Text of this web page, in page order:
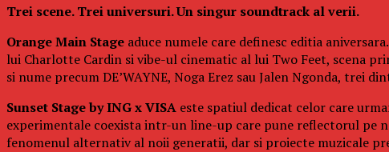
Trei scene. Trei universuri. Un singur soundtrack al verii.
Orange Main Stage aduce numele care definesc editia
lui Charlotte Cardin si vibe-ul cinematic al lui Two Feet, scena
si nume precum DE’WAYNE, Noga Erez sau Jalen Ngonda, trei
Sunset Stage by ING x VISA este spatiul dedicat celor care
experimentale coexista intr-un line-up care pune reflectorul pe
fenomenul alternativ al noii generatii, dar si proiecte muzicale